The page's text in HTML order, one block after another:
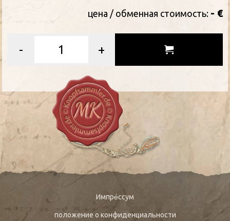
цена / oбменная стоимость: - €
- +
Импре́ссум
положение о конфиденциальности